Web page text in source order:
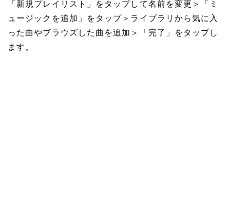
「新規プレイリスト」をタップして名前を変更＞「ミ
ュージックを追加」をタップ＞ライブラリから気に入
った曲やブラウズした曲を追加＞「完了」をタップし
ます。